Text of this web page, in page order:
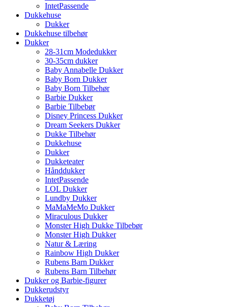
IntetPassende
Dukkehuse
Dukker
Dukkehuse tilbehør
Dukker
28-31cm Modedukker
30-35cm dukker
Baby Annabelle Dukker
Baby Born Dukker
Baby Born Tilbehør
Barbie Dukker
Barbie Tilbebør
Disney Princess Dukker
Dream Seekers Dukker
Dukke Tilbehør
Dukkehuse
Dukker
Dukketeater
Hånddukker
IntetPassende
LOL Dukker
Lundby Dukker
MaMaMeMo Dukker
Miraculous Dukker
Monster High Dukke Tilbebør
Monster High Dukker
Natur & Læring
Rainbow High Dukker
Rubens Barn Dukker
Rubens Barn Tilbehør
Dukker og Barbie-figurer
Dukkerudstyr
Dukketøj